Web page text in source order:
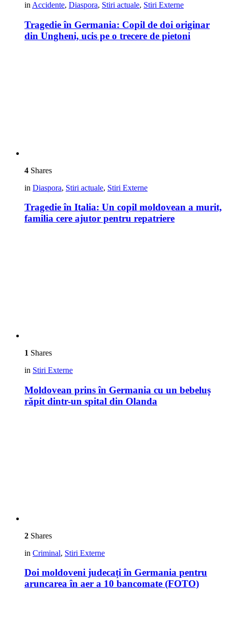
in Accidente, Diaspora, Stiri actuale, Stiri Externe
Tragedie în Germania: Copil de doi originar
din Ungheni, ucis pe o trecere de pietoni
4 Shares
in Diaspora, Stiri actuale, Stiri Externe
Tragedie în Italia: Un copil moldovean a murit,
familia cere ajutor pentru repatriere
1 Shares
in Stiri Externe
Moldovean prins în Germania cu un bebeluș
răpit dintr-un spital din Olanda
2 Shares
in Criminal, Stiri Externe
Doi moldoveni judecați în Germania pentru
aruncarea în aer a 10 bancomate (FOTO)